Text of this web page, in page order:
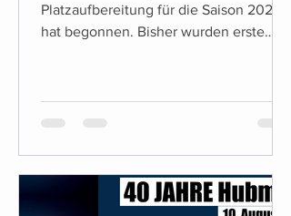
Platzaufbereitung für die Saison 2026
hat begonnen. Bisher wurden erste
diese Saison stehen einige konkrete
Änderungen an: Es kommt ein neuer